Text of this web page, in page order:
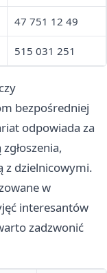
47 751 12 49
515 031 251
bezpośredniej
odpowiada za
z dzielnicowymi.
w
interesantów
zadzwonić